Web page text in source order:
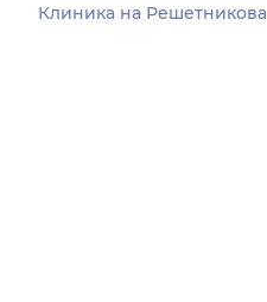
Клиника на Решетникова